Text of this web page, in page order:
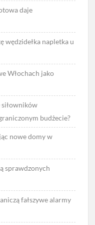
daje
wędzidełka napletka u
Włochach jako
siłowników
budżecie?
nowe domy w
sprawdzonych
fałszywe alarmy